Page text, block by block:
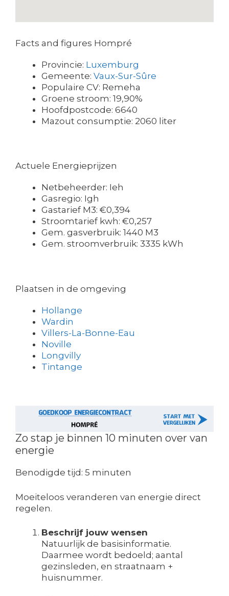
Facts and figures Hompré
Provincie: Luxemburg
Gemeente: Vaux-Sur-Sûre
Populaire CV: Remeha
Groene stroom: 19,90%
Hoofdpostcode: 6640
Mazout consumptie: 2060 liter
Actuele Energieprijzen
Netbeheerder: Ieh
Gasregio: Igh
Gastarief M3: €0,394
Stroomtarief kwh: €0,257
Gem. gasverbruik: 1440 M3
Gem. stroomverbruik: 3335 kWh
Plaatsen in de omgeving
Hollange
Wardin
Villers-La-Bonne-Eau
Noville
Longvilly
Tintange
Zo stap je binnen 10 minuten over van
energie
Benodigde tijd: 5 minuten
Moeiteloos veranderen van energie direct
regelen.
Beschrijf jouw wensen
Natuurlijk de basisinformatie.
Daarmee wordt bedoeld; aantal
gezinsleden, en straatnaam +
huisnummer.